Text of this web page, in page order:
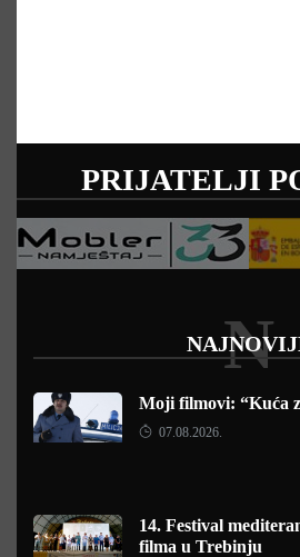
PRIJATELJI
N
Moji filmovi: “Kuća
07.08.2026.
14. Festival
filma u Trebinju